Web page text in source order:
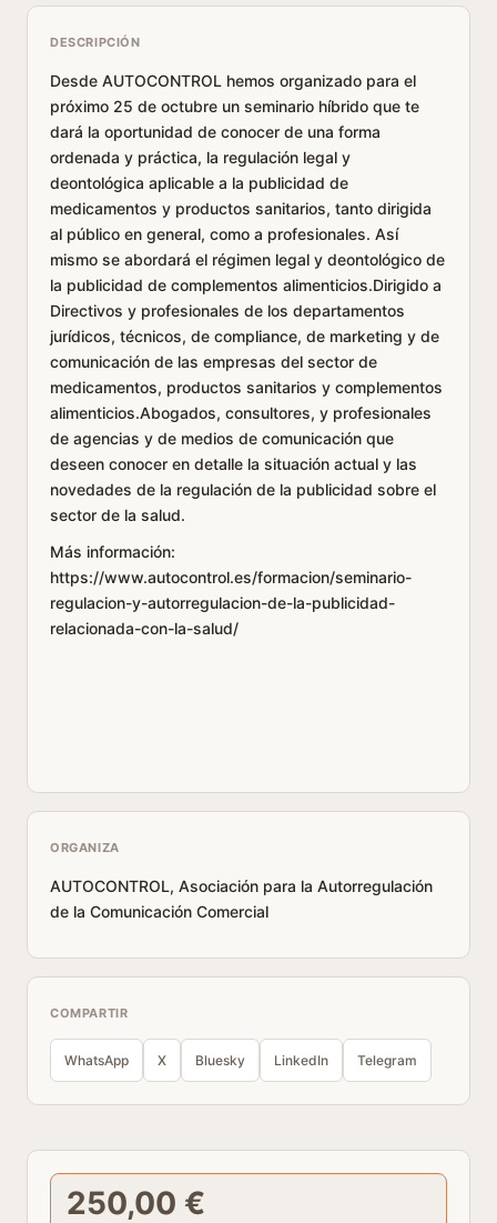
DESCRIPCIÓN
Desde AUTOCONTROL hemos organizado para el
próximo 25 de octubre un seminario híbrido que te
dará la oportunidad de conocer de una forma
ordenada y práctica, la regulación legal y
deontológica aplicable a la publicidad de
medicamentos y productos sanitarios, tanto dirigida
al público en general, como a profesionales. Así
mismo se abordará el régimen legal y deontológico de
la publicidad de complementos alimenticios.Dirigido a
Directivos y profesionales de los departamentos
jurídicos, técnicos, de compliance, de marketing y de
comunicación de las empresas del sector de
medicamentos, productos sanitarios y complementos
alimenticios.Abogados, consultores, y profesionales
de agencias y de medios de comunicación que
deseen conocer en detalle la situación actual y las
novedades de la regulación de la publicidad sobre el
sector de la salud.
Más información:
https://www.autocontrol.es/formacion/seminario-
regulacion-y-autorregulacion-de-la-publicidad-
relacionada-con-la-salud/
ORGANIZA
AUTOCONTROL, Asociación para la Autorregulación
de la Comunicación Comercial
COMPARTIR
WhatsApp X Bluesky LinkedIn Telegram
250,00 €